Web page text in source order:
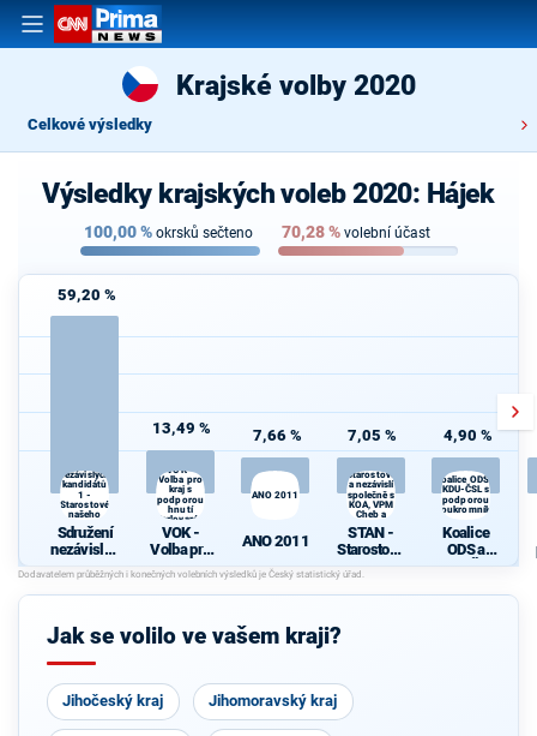
Krajské volby 2020
Celkové výsledky
Výsledky krajských voleb 2020: Hájek
100,00% okrsků sečteno 70,28% volební účast
59,20 %
nezávislých
kandidátů
1 -
Starostové
našeho
kraje
Sdružení
nezávislýc
h
kandidátů
1 -
našeho
13,49 %
VOK -
Volba pro
kraj s
podporou
hnutí
Karlovaráci
VOK -
Volba pro
kraj s
podporou
hnutí
7,66 %
ANO 2011
ANO 2011
7,05 %
Starostové
a nezávislí
společně s
KOA, VPM
Cheb a
STAN -
Starostové
a nezávislí
společně s
KOA, VPM
4,90 %
Koalice ODS a
KDU-ČSL s
podporou
Soukromníků
Koalice
ODS a
KDU-ČSL
Soukromní
Jak se volilo ve vašem kraji?
Jihočeský kraj Jihomoravský kraj